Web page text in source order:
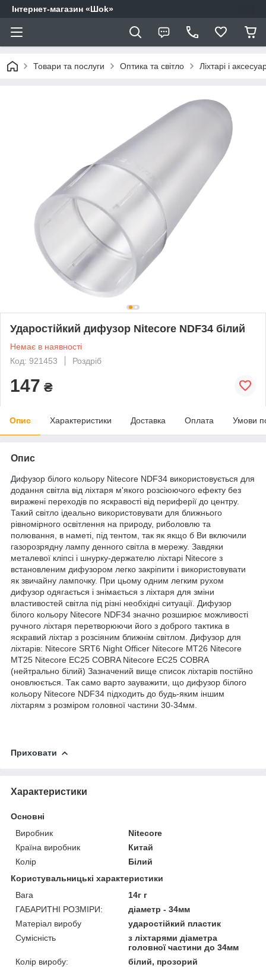
Інтернет-магазин «Шоk»
Товари та послуги Оптика та світло Ліхтарі і
Ударостійкий дифузор Nitecore NDF34 білий
Немає в наявності
Код: 921453
Роздріб
147 ₴
Опис Характеристики Доставка Оплата Умови
Опис
Дифузор білого кольору Nitecore NDF34 використовується для
додання світла від ліхтаря м'якого розсіюючого ефекту без
виражені переходів по яскравості від периферії до центру.
Такий світло ідеально використовувати для ближнього
рівномірного освітлення на природу, риболовлю та
полювання, в наметі, під тентом, так як якщо б Ви включили
газорозрядну лампу денного світла в мережу. Завдяки
металевої кліпсі і шнурку-держателю ліхтарі Nitecore з
встановленим дифузором легко закріпити і використовувати
як звичайну лампочку. При цьому одним легким рухом
дифузор одягається і знімається з ліхтаря для зміни
властивостей світла під різні необхідні ситуації. Дифузор
білого кольору Nitecore NDF34 значно розширює можливості
ручного ліхтаря перетворюючи його з доброго тактика в
яскравий ліхтар з розсіяним ближнім світлом. Дифузор для
ліхтарів: Nitecore SRT6 Night Officer Nitecore MT26 Nitecore
MT25 Nitecore EC25 COBRA Nitecore EC25 COBRA
(нейтрально білий) Зазначений вище список ліхтарів постійно
оновлюється. Так само варто зауважити, що дифузор білого
кольору Nitecore NDF34 підходить до будь-яким іншим
ліхтарям з розміром головної частини 30-34мм.
Приховати
Характеристики
Основні
Виробник
Nitecore
Країна виробник
Китай
Колір
Білий
Користувальницькі характеристики
Вага
14г г
ГАБАРИТНІ РОЗМІРИ:
діаметр - 34мм
Матеріал виробу
ударостійкий пластик
Сумісність
з ліхтарями діаметра
головної частини до 34мм
Колір виробу:
білий, прозорий